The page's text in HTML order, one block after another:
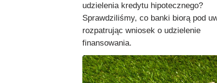
udzielenia kredytu hipotecznego?
Sprawdziliśmy, co banki biorą pod
rozpatrując wniosek o udzielenie
finansowania.